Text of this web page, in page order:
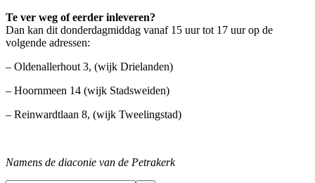
Te ver weg of eerder inleveren?
Dan kan dit donderdagmiddag vanaf 15 uur tot 17 uur op de
volgende adressen:
– Oldenallerhout 3, (wijk Drielanden)
– Hoornmeen 14 (wijk Stadsweiden)
– Reinwardtlaan 8, (wijk Tweelingstad)
Namens de diaconie van de Petrakerk